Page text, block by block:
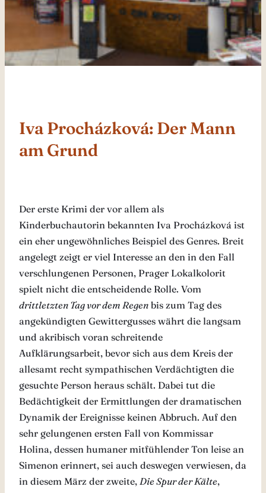
Iva Procházková: Der Mann
am Grund
Der erste Krimi der vor allem als
Kinderbuchautorin bekannten Iva Procházková ist
ein eher ungewöhnliches Beispiel des Genres. Breit
angelegt zeigt er viel Interesse an den in den Fall
verschlungenen Personen, Prager Lokalkolorit
spielt nicht die entscheidende Rolle. Vom
drittletzten Tag vor dem Regen bis zum Tag des
angekündigten Gewittergusses währt die langsam
und akribisch voran schreitende
Aufklärungsarbeit, bevor sich aus dem Kreis der
allesamt recht sympathischen Verdächtigten die
gesuchte Person heraus schält. Dabei tut die
Bedächtigkeit der Ermittlungen der dramatischen
Dynamik der Ereignisse keinen Abbruch. Auf den
sehr gelungenen ersten Fall von Kommissar
Holina, dessen humaner mitfühlender Ton leise an
Simenon erinnert, sei auch deswegen verwiesen, da
in diesem März der zweite, Die Spur der Kälte,